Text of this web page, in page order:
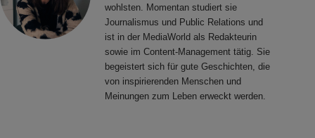
wohlsten. Momentan studiert sie
Journalismus und Public Relations und
ist in der MediaWorld als Redakteurin
sowie im Content-Management tätig. Sie
begeistert sich für gute Geschichten, die
von inspirierenden Menschen und
Meinungen zum Leben erweckt werden.